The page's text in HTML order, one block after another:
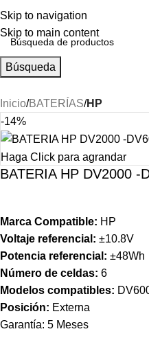
Skip to navigation
Skip to main content
Búsqueda
Inicio BATERÍAS HP
-14%
Haga Click para agrandar
BATERIA HP DV2000 -
Marca Compatible: HP
Voltaje referencial: ±10.8V
Potencia referencial: ±48Wh
Número de celdas: 6
Modelos compatibles:
Posición: Externa
Garantía: 5 Meses